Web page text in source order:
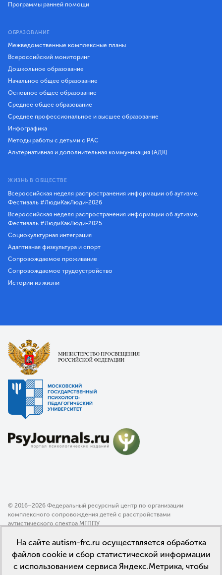
Программы ранней помощи
ОБРАЗОВАНИЕ
Межведомственные комплексные планы
Всероссийский мониторинг
Дошкольное образование
Начальное общее образование
Основное общее образование
Среднее общее образование
Среднее профессиональное и высшее образование
Инфографика
Методы работы с детьми с РАС
Альтернативная и дополнительная коммуникация (АДК)
ЖИЗНЬ В ОБЩЕСТВЕ
Всероссийская неделя распространения информации об аутизме,
Фестиваль #ЛюдиКакЛюди-2026
Всероссийская неделя распространения информации об аутизме,
Фестиваль #ЛюдиКакЛюди-2025
Социокультурная интеграция
Адаптивная физкультура и спорт
Сопровождаемое проживание
Сопровождаемое трудоустройство
Истории из жизни
© 2016–2026 Федеральный ресурсный центр по организации
комплексного сопровождения детей с расстройствами
аутистического спектра МГППУ
Политика конфиденциальности
Пользовательское соглашение
На сайте autism-frc.ru осуществляется обработка
файлов cookie и сбор статистической информации
с использованием сервиса Яндекс.Метрика, чтобы